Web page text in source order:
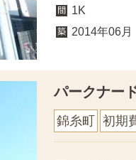
1K
2014年06月
パークナー
錦糸町 初期